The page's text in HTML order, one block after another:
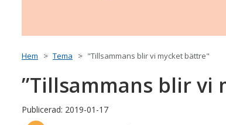
Hem Tema "Tillsammans blir vi mycket bättre"
”Tillsammans blir vi
Publicerad: 2019-01-17